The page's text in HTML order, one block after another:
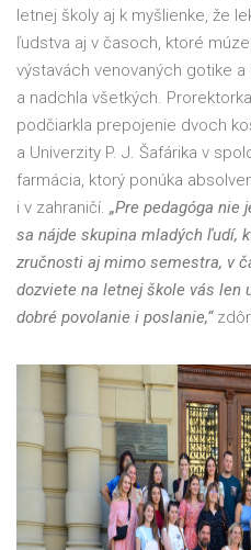
letnej školy aj k myšlienke, že
ľudstva aj v časoch, ktoré
výstavách venovaných gotike
a nadchla všetkých.
podčiarkla prepojenie dvoch
a Univerzity P. J. Šafárika v
farmácia, ktorý ponúka
i v zahraničí. „Pre pedagóga nie
sa nájde skupina mladých ľudí,
zručnosti aj mimo semestra, v
dozviete na letnej škole vás len
dobré povolanie i poslanie,“